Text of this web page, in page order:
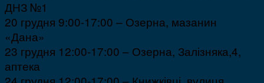
ДНЗ №1
20 грудня 9:00-17:00 – Озерна, мазанин
«Дана»
23 грудня 12:00-17:00 – Озерна, Залізняка,4,
аптека